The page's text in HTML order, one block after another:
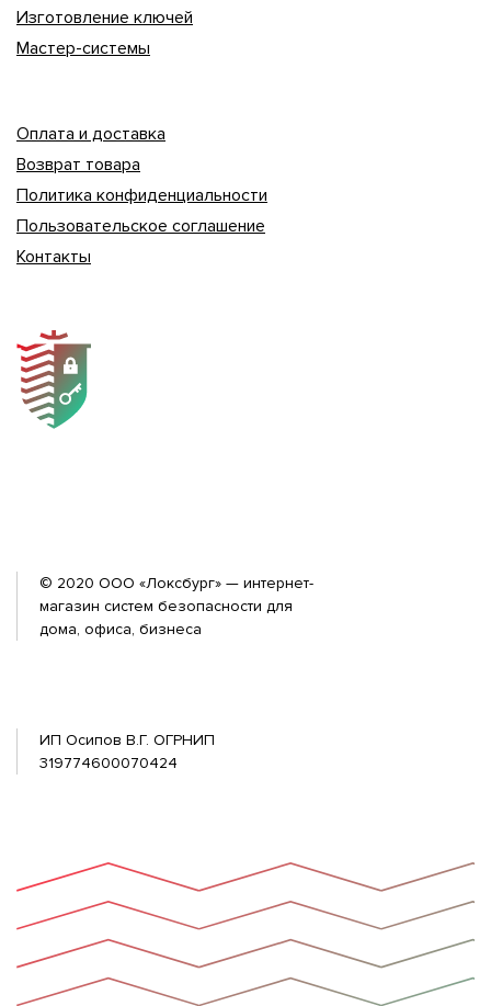
Изготовление ключей
Мастер-системы
Оплата и доставка
Возврат товара
Политика конфиденциальности
Пользовательское соглашение
Контакты
© 2020 ООО «Локсбург» — интернет-
магазин систем безопасности для
дома, офиса, бизнеса
ИП Осипов В.Г. ОГРНИП
319774600070424